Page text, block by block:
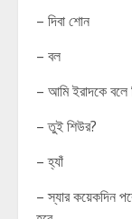
– দিবা শোন
– বল
– আমি ইরাদকে বলে
– তুই শিউর?
– হ্যাঁ
– স্যার কয়েকদিন